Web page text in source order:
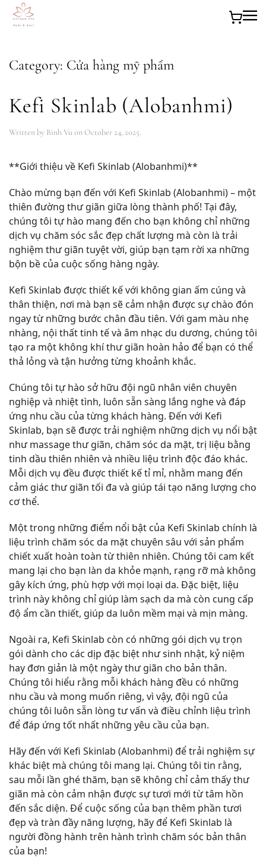
Category: Cửa hàng mỹ phẩm
Kefi Skinlab (Alobanhmi)
Written by Binh Vu onOctober 24, 2025.
**Giới thiệu về Kefi Skinlab (Alobanhmi)**
Chào mừng bạn đến với Kefi Skinlab (Alobanhmi) – một
thiên đường thư giãn giữa lòng thành phố! Tại đây,
chúng tôi tự hào mang đến cho bạn không chỉ những
dịch vụ chăm sóc sắc đẹp chất lượng mà còn là trải
nghiệm thư giãn tuyệt vời, giúp bạn tạm rời xa những
bộn bề của cuộc sống hàng ngày.
Kefi Skinlab được thiết kế với không gian ấm cúng và
thân thiện, nơi mà bạn sẽ cảm nhận được sự chào đón
ngay từ những bước chân đầu tiên. Với gam màu nhẹ
nhàng, nội thất tinh tế và âm nhạc du dương, chúng tôi
tạo ra một không khí thư giãn hoàn hảo để bạn có thể
thả lỏng và tận hưởng từng khoảnh khắc.
Chúng tôi tự hào sở hữu đội ngũ nhân viên chuyên
nghiệp và nhiệt tình, luôn sẵn sàng lắng nghe và đáp
ứng nhu cầu của từng khách hàng. Đến với Kefi
Skinlab, bạn sẽ được trải nghiệm những dịch vụ nổi bật
như massage thư giãn, chăm sóc da mặt, trị liệu bằng
tinh dầu thiên nhiên và nhiều liệu trình độc đáo khác.
Mỗi dịch vụ đều được thiết kế tỉ mỉ, nhằm mang đến
cảm giác thư giãn tối đa và giúp tái tạo năng lượng cho
cơ thể.
Một trong những điểm nổi bật của Kefi Skinlab chính là
liệu trình chăm sóc da mặt chuyên sâu với sản phẩm
chiết xuất hoàn toàn từ thiên nhiên. Chúng tôi cam kết
mang lại cho bạn làn da khỏe mạnh, rạng rỡ mà không
gây kích ứng, phù hợp với mọi loại da. Đặc biệt, liệu
trình này không chỉ giúp làm sạch da mà còn cung cấp
độ ẩm cần thiết, giúp da luôn mềm mại và mịn màng.
Ngoài ra, Kefi Skinlab còn có những gói dịch vụ trọn
gói dành cho các dịp đặc biệt như sinh nhật, kỷ niệm
hay đơn giản là một ngày thư giãn cho bản thân.
Chúng tôi hiểu rằng mỗi khách hàng đều có những
nhu cầu và mong muốn riêng, vì vậy, đội ngũ của
chúng tôi luôn sẵn lòng tư vấn và điều chỉnh liệu trình
để đáp ứng tốt nhất những yêu cầu của bạn.
Hãy đến với Kefi Skinlab (Alobanhmi) để trải nghiệm sự
khác biệt mà chúng tôi mang lại. Chúng tôi tin rằng,
sau mỗi lần ghé thăm, bạn sẽ không chỉ cảm thấy thư
giãn mà còn cảm nhận được sự tươi mới từ tâm hồn
đến sắc diện. Để cuộc sống của bạn thêm phần tươi
đẹp và tràn đầy năng lượng, hãy để Kefi Skinlab là
người đồng hành trên hành trình chăm sóc bản thân
của bạn!